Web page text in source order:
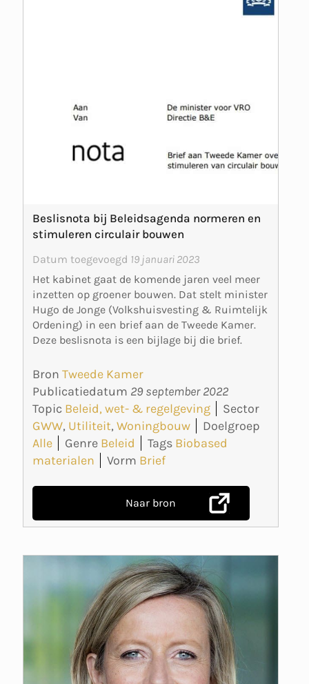
Beslisnota bij Beleidsagenda normeren en
stimuleren circulair bouwen
Datum toegevoegd 19 januari 2023
Het kabinet gaat de komende jaren veel meer
inzetten op groener bouwen. Dat stelt minister
Hugo de Jonge (Volkshuisvesting & Ruimtelijk
Ordening) in een brief aan de Tweede Kamer.
Deze beslisnota is een bijlage bij die brief.
Bron Tweede Kamer
Publicatiedatum 29 september 2022
Topic Beleid, wet- & regelgeving
Sector
GWW, Utiliteit, Woningbouw
Doelgroep
Alle
Genre Beleid Tags Biobased
materialen
Vorm Brief
Naar bron